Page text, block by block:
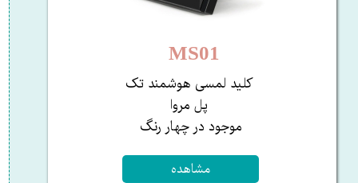
کلید لمسی هوشمند تک
پل مروا
​​​​​​​موجود در چهار رنگ ​​​​​​
MS01
مشاهده